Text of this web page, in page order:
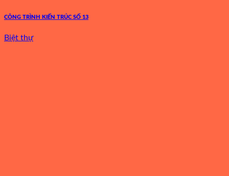
CÔNG TRÌNH KIẾN TRÚC SỐ 13
Biệt thự